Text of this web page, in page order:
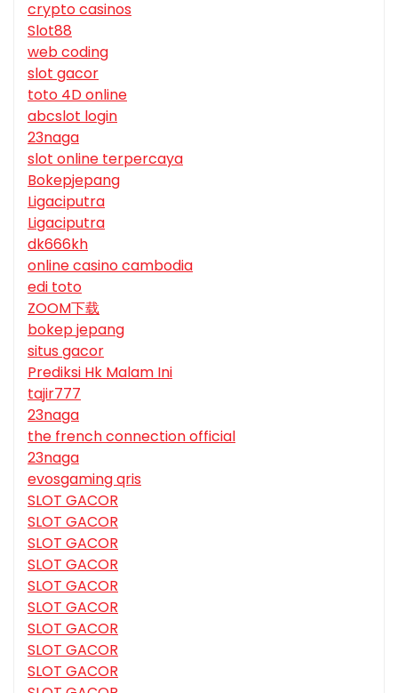
crypto casinos
Slot88
web coding
slot gacor
toto 4D online
abcslot login
23naga
slot online terpercaya
Bokepjepang
Ligaciputra
Ligaciputra
dk666kh
online casino cambodia
edi toto
ZOOM下载
bokep jepang
situs gacor
Prediksi Hk Malam Ini
tajir777
23naga
the french connection official
23naga
evosgaming qris
SLOT GACOR
SLOT GACOR
SLOT GACOR
SLOT GACOR
SLOT GACOR
SLOT GACOR
SLOT GACOR
SLOT GACOR
SLOT GACOR